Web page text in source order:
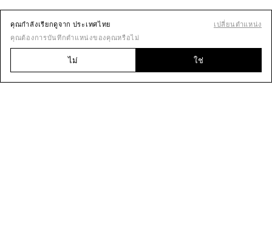
คุณกำลังเรียกดูจาก ประเทศไทย
เปลี่ยนตำแหน่ง
คุณต้องการบันทึกตำแหน่งของคุณหรือไม่
ไม่ ใช่